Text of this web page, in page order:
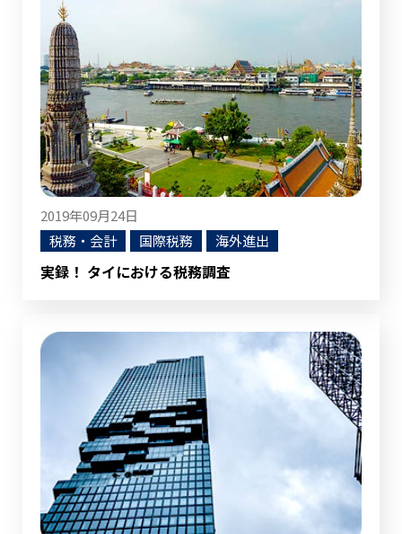
2019年09月24日
税務・会計
国際税務 海外進出
実録！ タイにおける税務調査